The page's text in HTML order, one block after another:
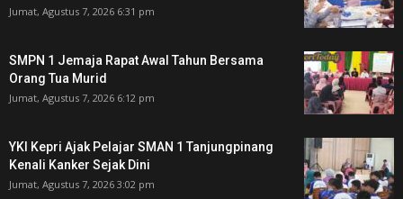
Jumat, Agustus 7, 2026 6:31 pm
SMPN 1 Jemaja Rapat Awal Tahun Bersama
Orang Tua Murid ‎
Jumat, Agustus 7, 2026 6:12 pm
YKI Kepri Ajak Pelajar SMAN 1 Tanjungpinang
Kenali Kanker Sejak Dini
Jumat, Agustus 7, 2026 3:02 pm